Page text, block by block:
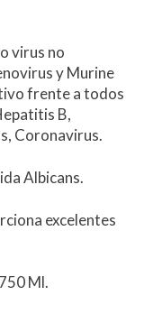
virus no
y Murine
frente a todos
B,
Coronavirus.
Albicans.
excelentes
Ml.